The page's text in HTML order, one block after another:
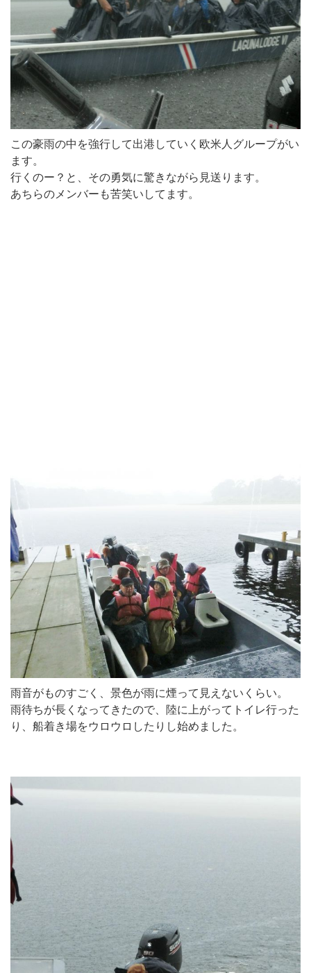
この豪雨の中を強行して出港していく欧米人グループがい
ます。
行くのー？と、その勇気に驚きながら見送ります。
あちらのメンバーも苦笑いしてます。
雨音がものすごく、景色が雨に煙って見えないくらい。
雨待ちが長くなってきたので、陸に上がってトイレ行った
り、船着き場をウロウロしたりし始めました。